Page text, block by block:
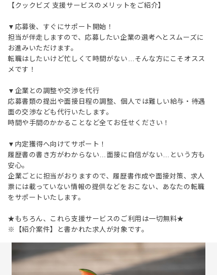
【クックビズ 支援サービスのメリットをご紹介】
▼応募後、すぐにサポート開始！
担当が伴走しますので、応募したい企業の選考へとスムーズに
お進みいただけます。
転職はしたいけど忙しくて時間がない…そんな方にこそオスス
メです！
▼企業との調整や交渉を代行
応募書類の提出や面接日程の調整、個人では難しい給与・待遇
面の交渉なども代行いたします。
時間や手間のかかることなど全てお任せください！
▼内定獲得へ向けてサポート！
履歴書の書き方がわからない…面接に自信がない…という方も
安心。
企業ごとに担当がおりますので、履歴書作成や面接対策、求人
票には載っていない情報の提供などをおこない、あなたの転職
をサポートいたします。
★もちろん、これら支援サービスのご利用は一切無料★
※【紹介案件】と書かれた求人が対象です。